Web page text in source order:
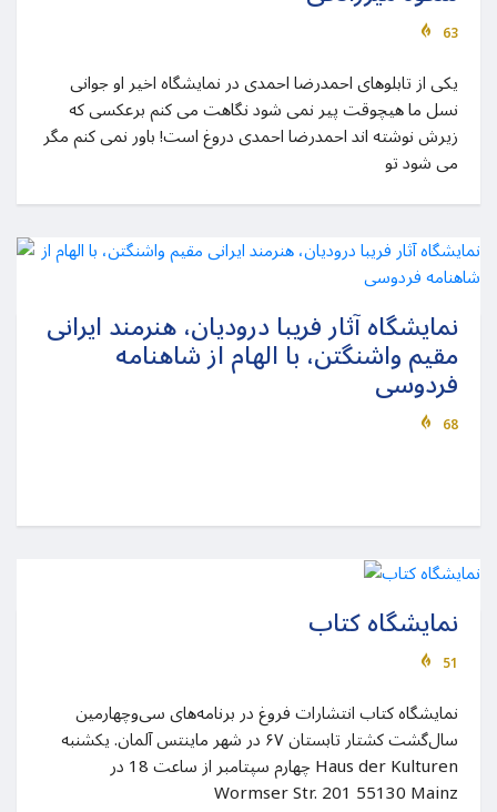
63
یکی از تابلوهای احمدرضا احمدی در نمایشگاه اخیر او جوانی
نسل ما هیچوقت پیر نمی شود نگاهت می کنم برعکسی که
زیرش نوشته اند احمدرضا احمدی دروغ است! باور نمی کنم مگر
می شود تو
نمایشگاه آثار فریبا درودیان، هنرمند ایرانی
مقیم واشنگتن، با الهام از شاهنامه
فردوسی
68
نمایشگاه کتاب
51
نمایشگاه کتاب انتشارات فروغ در برنامه‌های سی‌وچهارمین
سال‌گشت کشتار تابستان ۶۷ در شهر ماینتس آلمان. یکشنبه
چهارم سپتامبر از ساعت 18 در Haus der Kulturen
Wormser Str. 201 55130 Mainz